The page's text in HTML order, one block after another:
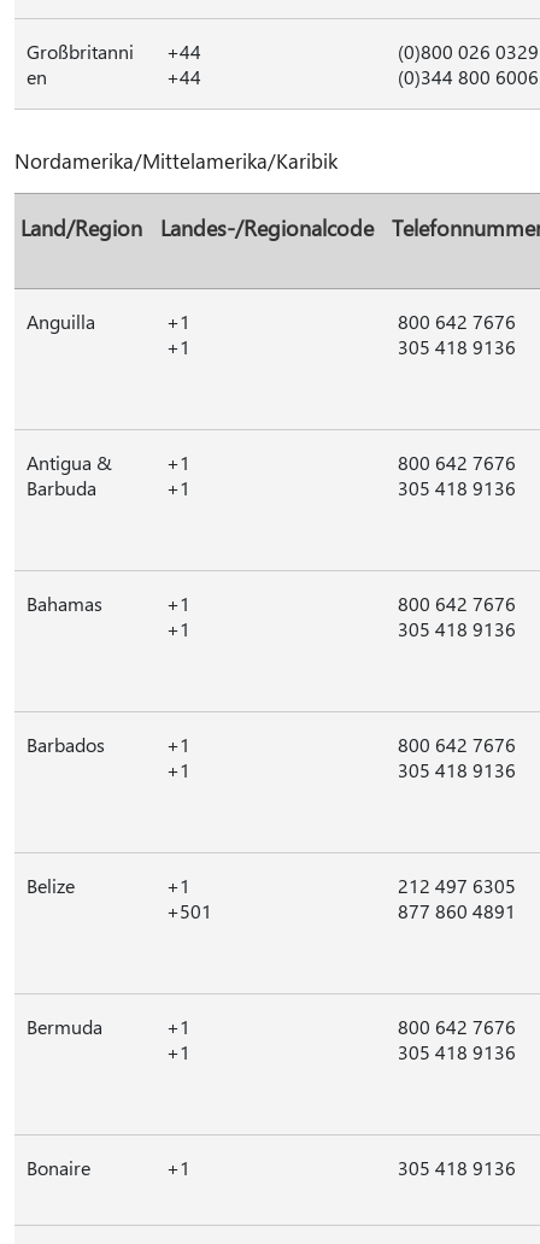
Großbritanni
en
+44
+44
(0)800 026 0329
(0)344 800 6006
Nordamerika/Mittelamerika/Karibik
Land/Region Landes-/Regionalcode
Anguilla
+1
+1
800 642 7676
305 418 9136
Antigua &
Barbuda
+1
+1
800 642 7676
305 418 9136
Bahamas
+1
+1
800 642 7676
305 418 9136
Barbados
+1
+1
800 642 7676
305 418 9136
Belize
+1
+501
212 497 6305
877 860 4891
Bermuda
+1
+1
800 642 7676
305 418 9136
Bonaire +1 305 418 9136